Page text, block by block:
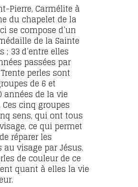
Pierre, Carmélite à
du chapelet de la
se compose d’un
de la Sainte
; 33 d’entre elles
passées par
perles sont
de 6 et
années de la vie
Ces cinq groupes
sens, qui ont tous
ce qui permet
réparer les
visage par Jésus.
de couleur de ce
quant à elles la vie